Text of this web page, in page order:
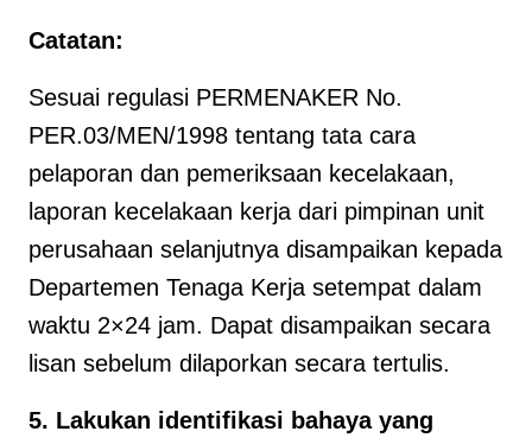
Catatan:
Sesuai regulasi PERMENAKER No.
PER.03/MEN/1998 tentang tata cara
pelaporan dan pemeriksaan kecelakaan,
laporan kecelakaan kerja dari pimpinan unit
perusahaan selanjutnya disampaikan kepada
Departemen Tenaga Kerja setempat dalam
waktu 2×24 jam. Dapat disampaikan secara
lisan sebelum dilaporkan secara tertulis.
5. Lakukan identifikasi bahaya yang